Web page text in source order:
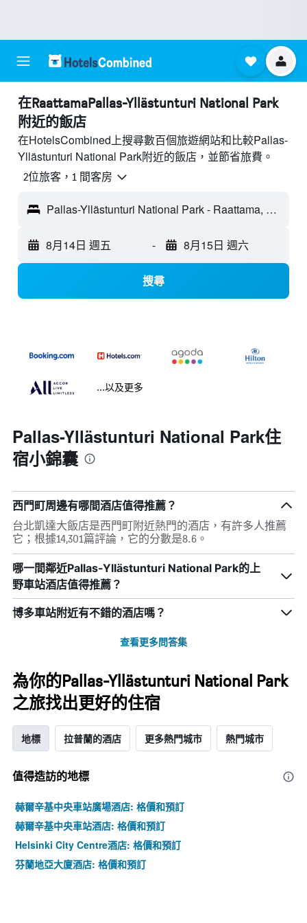
​在RaattamaPallas-Yllästunturi National Park
附近​的飯店
在HotelsCombined上搜尋數百個旅遊網站和比較Pallas-
Yllästunturi National Park附近的飯店，並節省旅費。
2位旅客，1 間客房
Pallas-Yllästunturi National Park - Raattama, 芬蘭
8月14日 週五 - 8月15日 週六
搜尋
...以及更多
Pallas-Yllästunturi National Park住
宿小錦囊
西門町周邊有哪間酒店值得推薦？
台北凱達大飯店是西門町附近熱門的酒店，有許多人推薦
它；根據14,301篇評論，它的分數是8.6。
哪一間鄰近Pallas-Yllästunturi National Park的上
野車站酒店值得推薦？
博多車站附近有不錯的酒店嗎？
查看更多問答集
為你的Pallas-Yllästunturi National Park
之旅找出更好的住宿
地標 拉普蘭的酒店 更多熱門城市 熱門城市
值得造訪的地標
赫爾辛基中央車站廣場酒店: 格價和預訂
赫爾辛基中央車站酒店: 格價和預訂
Helsinki City Centre酒店: 格價和預訂
芬蘭地亞大廈酒店: 格價和預訂